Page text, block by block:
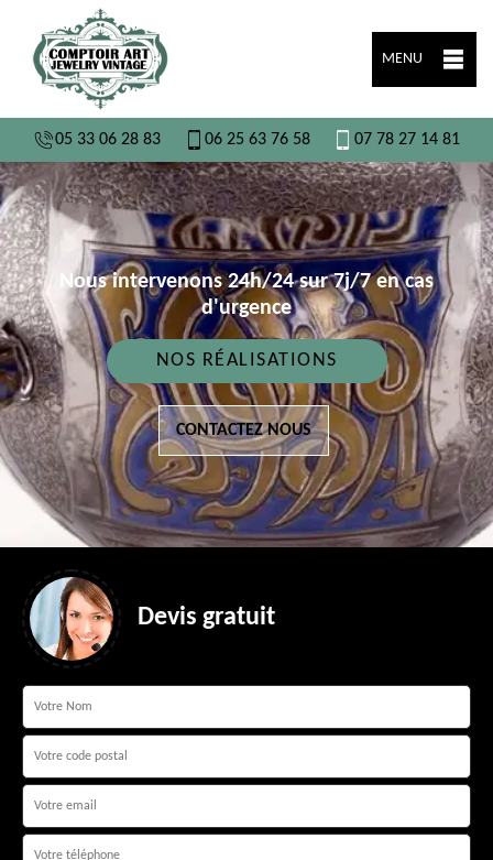
MENU
05 33 06 28 83 06 25 63 76 58 07 78 27 14 81
Nous intervenons 24h/24 sur 7j/7 en cas
d'urgence
NOS RÉALISATIONS
CONTACTEZ NOUS
Devis gratuit